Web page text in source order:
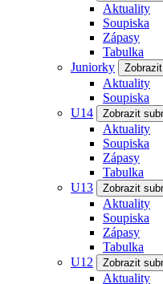
Aktuality
Soupiska
Zápasy
Tabulka
Juniorky
Aktuality
Soupiska
U14
Zobrazit
Aktuality
Soupiska
Zápasy
Tabulka
U13
Zobrazit
Aktuality
Soupiska
Zápasy
Tabulka
U12
Zobrazit
Aktuality